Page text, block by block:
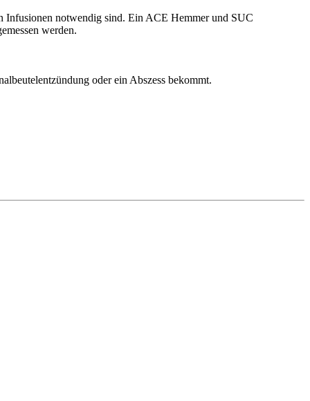
Infusionen notwendig sind. Ein ACE Hemmer und SUC
werden.
oder ein Abszess bekommt.